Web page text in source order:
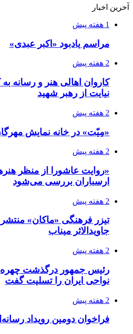
آخرین اخبار
1 هفته پیش
مراسم یادبود «اکبر عبدی»
2 هفته پیش
کاروان اهالی هنر و رسانه به
نیایت از رهبر شهید
2 هفته پیش
«مِیّت» در خانه نمایش
2 هفته پیش
«روایت عاشورا از منظر
ارسباران بررسی می‌شود
2 هفته پیش
تیزر فرهنگی «ماکان» منتشر
جاویدالاثر میناب
2 هفته پیش
رئیس جمهور درگذشت چهره
نواحی ایران را تسلیت گفت
2 هفته پیش
فراخوان دومین رویداد